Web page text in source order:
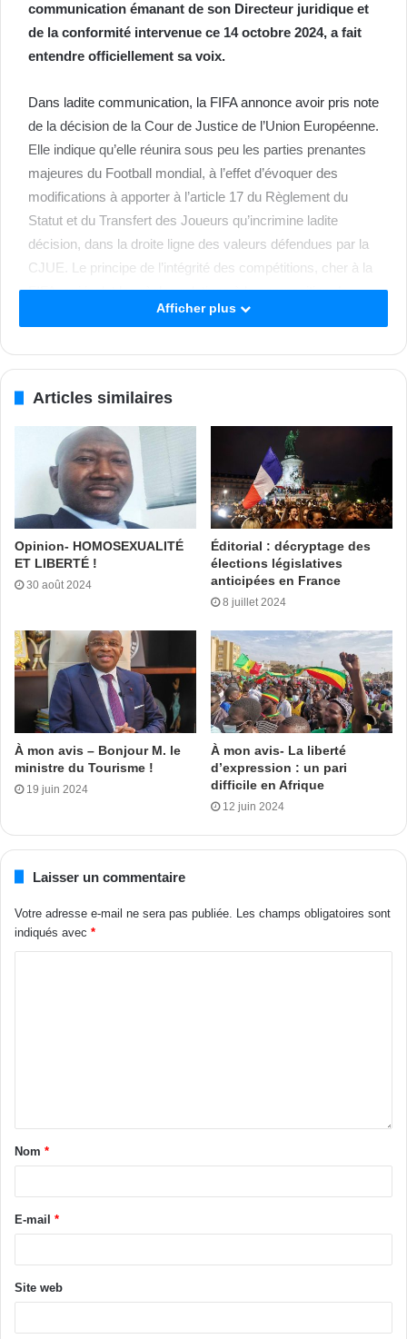
communication émanant de son Directeur juridique et
de la conformité intervenue ce 14 octobre 2024, a fait
entendre officiellement sa voix.
Dans ladite communication, la FIFA annonce avoir pris note
de la décision de la Cour de Justice de l’Union Européenne.
Elle indique qu’elle réunira sous peu les parties prenantes
majeures du Football mondial, à l’effet d’évoquer des
modifications à apporter à l’article 17 du Règlement du
Statut et du Transfert des Joueurs qu’incrimine ladite
décision, dans la droite ligne des valeurs défendues par la
CJUE. Le principe de l’intégrité des compétitions, cher à la
FIFA, qui inclut les règles relatives à la composition des
équipes, aux transferts, aux périodes d’enregistrements de
La FIFA qui entend sauvegarder ce principe, indique que
les débats au coeur de la rencontre annoncée porteront,
entre autres sujets, sur :
¤ Les paramètres de calcul de l’indemnité compensatrice
de rupture de contrats sans juste cause, étant entendu que
les ruptures de contrats de joueurs sous contrat produit
¤ Les sanctions en cas de rupture de contrat sans juste
cause ;
¤ Le mécanisme de délivrance du Certificat international de
Transfert qui se trouve impacté subséquemment par la
décision de la CJUE.
la CJUE a déclaré que les dispositions contenues dans
l’article 17 du RSTJ de la FIFA pour régler le marché des
concurrence enfoncé dans le Traité de fonctionnement de
l’Union Européenne.
Afficher plus
Articles similaires
Opinion- HOMOSEXUALITÉ
ET LIBERTÉ !
30 août 2024
Éditorial : décryptage des
élections législatives
anticipées en France
8 juillet 2024
À mon avis – Bonjour M. le
ministre du Tourisme !
19 juin 2024
À mon avis- La liberté
d’expression : un pari
difficile en Afrique
12 juin 2024
Laisser un commentaire
Votre adresse e-mail ne sera pas publiée.
Les champs obligatoires sont
indiqués avec *
Nom *
E-mail *
Site web